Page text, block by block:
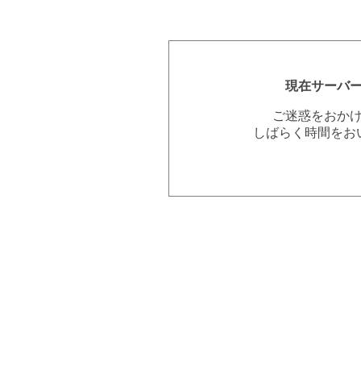
現在サーバ
ご迷惑をおか
しばらく時間を